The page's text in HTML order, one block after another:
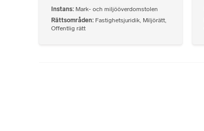
Instans Mark- och miljööverdomstolen
Rättsområden Fastighetsjuridik Miljörätt
Offentlig rätt